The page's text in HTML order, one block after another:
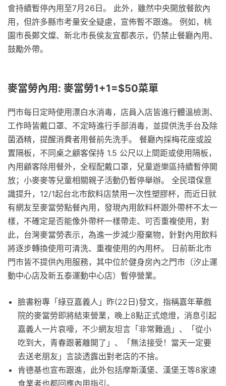
會持續暫停內用至7月26日。 此外，雖然中央開放餐飲內
用，但許多縣市考量安全疑慮，宣佈暫不跟進。 例如，桃
園市長鄭文燦、新北市長侯友宜都表示，仍禁止餐廳內用、
鼓勵外帶。
麥當勞內用: 麥當勞1+1=$50菜單
門市每日定時使用漂白水消毒，店員入店皆進行體溫檢測、
工作時皆戴口罩、不定時進行手部消毒，並提供洗手台及除
菌酒精，提醒消費者用餐前先洗手。 餐廳內採梅花座或設
置隔板，不同桌之顧客保持 1.5 公尺以上間距或使用隔板，
內用顧客除用餐外，全程配戴口罩，兒童遊樂區持續暫停開
放；小麥麥等兒童相關親子活動仍暫停舉辦。 全民環保意
識提升，12/1起台北市飲料店禁用一次性塑膠杯，而近日就
有網友至麥當勞點餐內用，發現內用飲料杯跟外帶杯不太一
樣，不確定是否能像外帶杯一樣帶走、可否重複使用，對
此，台灣麥當勞表示，為進一步減少廢棄物，針對內用飲料
將逐步轉換使用可清洗、重複使用的內用杯。 日前新北市
門市皆不提供內用服務，其中位於健身房內之門市（汐止運
動中心店及新五泰運動中心店）暫停營業。
臉書粉專「綠豆嘉義人」昨(22日)發文，指稱嘉年華戲
院的麥當勞即將結束營業，晚上8點正式熄燈，消息引起
嘉義人一片哀嚎，不少網友坦言「非常難過」、「從小
吃到大，青春跟著離開了」、「無法接受！當天一定要
去送老朋友」言談透露出對老店的不捨。
肯德基也宣布跟進，此外包括摩斯漢堡、漢堡王等8家速
食業者也都回應內用指引。